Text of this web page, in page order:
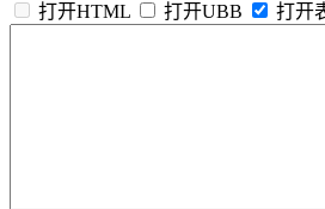
打开HTML 打开UBB 打开